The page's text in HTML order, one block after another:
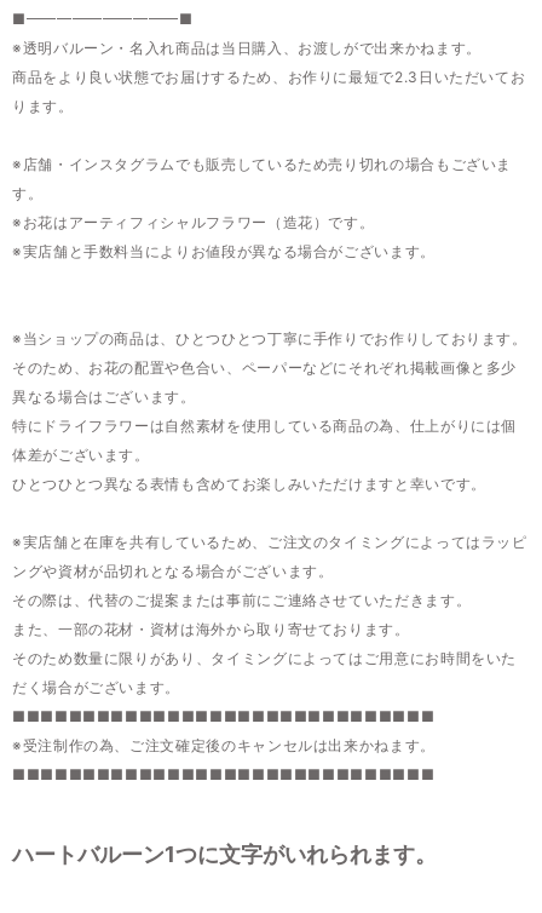
■━━━━━━━━━━■
※透明バルーン・名入れ商品は当日購入、お渡しがで出来かねます。
商品をより良い状態でお届けするため、お作りに最短で2.3日いただいてお
ります。
※店舗・インスタグラムでも販売しているため売り切れの場合もございま
す。
※お花はアーティフィシャルフラワー（造花）です。
※実店舗と手数料当によりお値段が異なる場合がございます。
※当ショップの商品は、ひとつひとつ丁寧に手作りでお作りしております。
そのため、お花の配置や色合い、ペーパーなどにそれぞれ掲載画像と多少
異なる場合はございます。
特にドライフラワーは自然素材を使用している商品の為、仕上がりには個
体差がございます。
ひとつひとつ異なる表情も含めてお楽しみいただけますと幸いです。
※実店舗と在庫を共有しているため、ご注文のタイミングによってはラッピ
ングや資材が品切れとなる場合がございます。
その際は、代替のご提案または事前にご連絡させていただきます。
また、一部の花材・資材は海外から取り寄せております。
そのため数量に限りがあり、タイミングによってはご用意にお時間をいた
だく場合がございます。
■■■■■■■■■■■■■■■■■■■■■■■■■■■■■■
※受注制作の為、ご注文確定後のキャンセルは出来かねます。
■■■■■■■■■■■■■■■■■■■■■■■■■■■■■■
ハートバルーン1つに文字がいれられます。